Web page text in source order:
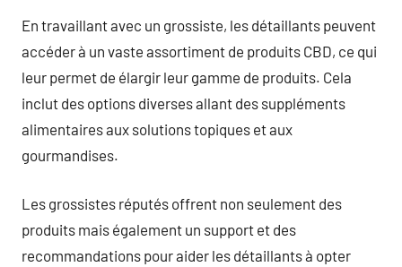
En travaillant avec un grossiste, les détaillants peuvent
accéder à un vaste assortiment de produits CBD, ce qui
leur permet de élargir leur gamme de produits. Cela
inclut des options diverses allant des suppléments
alimentaires aux solutions topiques et aux
gourmandises.
Les grossistes réputés offrent non seulement des
produits mais également un support et des
recommandations pour aider les détaillants à opter